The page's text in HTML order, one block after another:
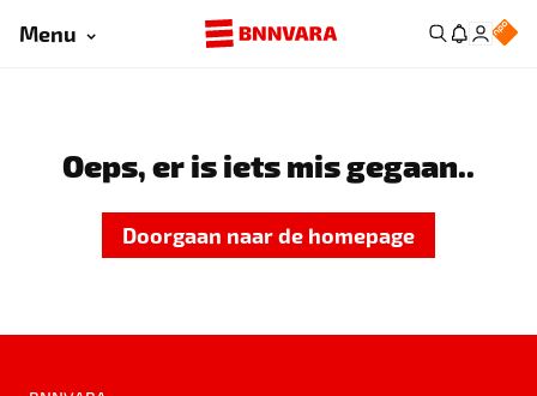
Menu
Oeps, er is iets mis gegaan..
Doorgaan naar de homepage